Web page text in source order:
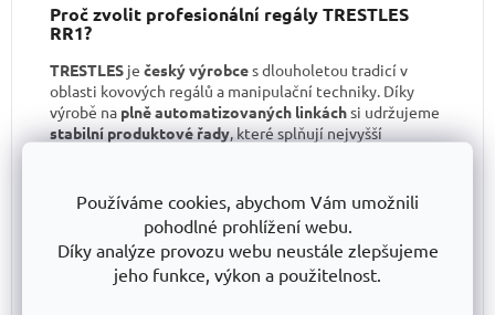
Používáme cookies, abychom Vám umožnili
pohodlné prohlížení webu.
Díky analýze provozu webu neustále zlepšujeme
jeho funkce, výkon a použitelnost.
Proč zvolit profesionální regály TRESTLES
RR1?
TRESTLES je český výrobces dlouholetou tradicí v
oblasti kovových regálů a manipulační techniky. Díky
výrobě na plně automatizovaných linkáchsi udržujeme
stabilní produktové řady, které splňují nejvyšší
Certifikát o shodě– záruka kvality, kterou většina
levných regálů nemá.
📌Skvělá stabilita– pevná ocelová konstrukce
testovaná na extrémní zatížení.